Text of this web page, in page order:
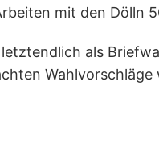
mit den Dölln
als